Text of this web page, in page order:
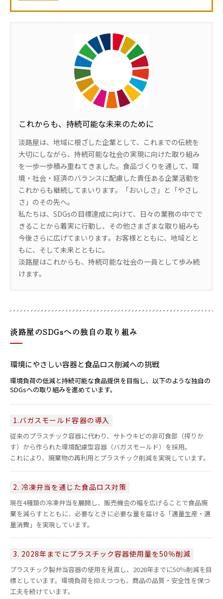
これからも、持続可能な未来のために
淡路屋は、地域に根ざした企業として、これまでの伝統を
大切にしながら、持続可能な社会の実現に向けた取り組み
を一歩一歩積み重ねてきました。食品づくりを通して、環
境・社会・経済のバランスに配慮した責任ある企業活動を
これからも継続してまいります。「おいしさ」と「やさし
さ」のその先へ。
私たちは、SDGsの目標達成に向けて、日々の業務の中でで
きることから着実に行動し、その他さまざまな取り組みも
今後さらに広げてまいります。お客様とともに、地域とと
もに、そして未来とともに。
淡路屋はこれからも、持続可能な社会の一員として歩み続
けます。
淡路屋のSDGsへの独自の取り組み
環境にやさしい容器と食品ロス削減への挑戦
環境負荷の低減と持続可能な食品提供を目指し、以下のような独自の
SDGsへの取り組みを進めています。
1.バガスモールド容器の導入
従来のプラスチック容器に代わり、サトウキビの非可食部（搾りか
す）から作られた環境配慮型容器（バガスモールド）を採用。
これにより、廃棄物の再利用とプラスチック削減を実現しています。
2. 冷凍弁当を通じた食品ロス対策
現在4種類の冷凍弁当を展開し、販売機会の幅を広げることで食品廃
棄を減らすとともに、必要なときに必要な量を届ける「適量生産・適
量消費」を実現しています。
3. 2028年までにプラスチック容器使用量を50％削減
プラスチック製弁当容器の使用を見直し、2028年までに50％削減を目
標としています。環境負荷を抑えつつも、商品の品質・安全性を保つ
工夫を続けています。